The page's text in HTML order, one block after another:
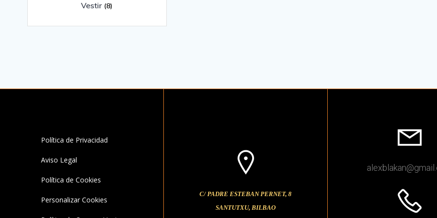
Vestir (8)
Política de Privacidad
Aviso Legal
Política de Cookies
Personalizar Cookies
C/ PADRE ESTEBAN PERNET, 8
SANTUTXU, BILBAO
alexblakan@gmail